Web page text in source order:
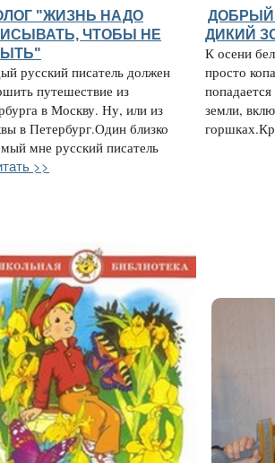
"ЖИЗНЬ НАДО
ЧТОБЫ НЕ
русский писатель должен
путешествие из
в Москву. Ну, или из
в Петербург.Один близко
мне русский писатель
>>
ДОБРЫЙ
ДИКИЙ
К осени
просто
земли,